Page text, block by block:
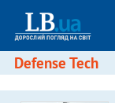
Defense Tech